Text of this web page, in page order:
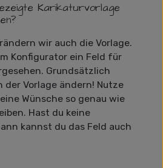
Karikaturvorlage
wir auch die Vorlage.
Konfigurator ein Feld für
Grundsätzlich
der Vorlage ändern! Nutze
Wünsche so genau wie
Hast du keine
kannst du das Feld auch